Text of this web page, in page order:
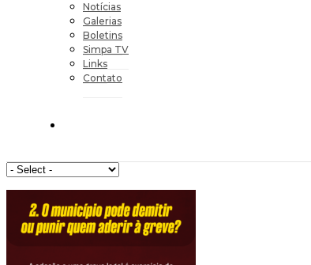
Notícias
Galerias
Boletins
Simpa TV
Links
Contato